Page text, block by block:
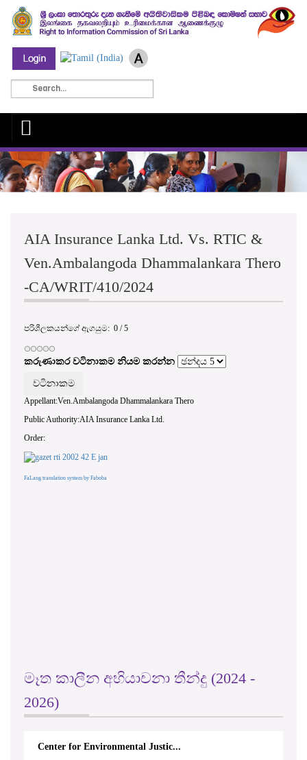
AIA Insurance Lanka Ltd. Vs. RTIC &
Ven.Ambalangoda Dhammalankara Thero
-CA/WRIT/410/2024
පරිශීලකයන්ගේ ඇගයුම: 0 /5
කරුණාකර වටිනාකම නියම කරන්න
Appellant:Ven.Ambalangoda Dhammalankara Thero
Public Authority:AIA Insurance Lanka Ltd.
Order:
FaLang translation system by Faboba
මෑත කාලීන අභියාචනා තීන්දු (2024 -
2026)
Center for Environmental Justic...